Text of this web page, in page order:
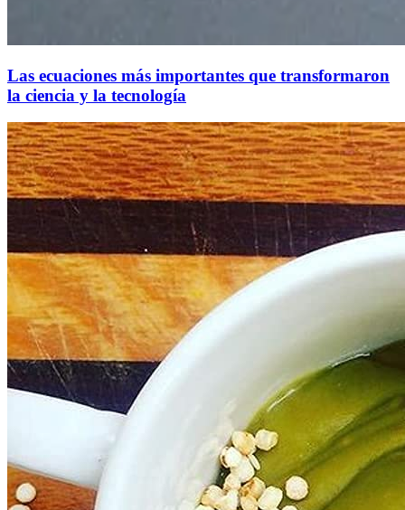
Las ecuaciones más importantes que transformaron
la ciencia y la tecnología